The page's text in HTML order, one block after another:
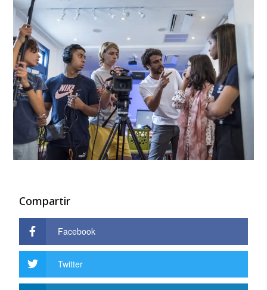
Compartir
Facebook
Twitter